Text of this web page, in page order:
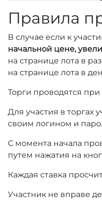
Правила
В случае если к
начальной цене,
на странице лота в
на странице лота в
Торги проводятся
Для участия в торгах
своим логином и
С момента начала
путем нажатия на
Каждая ставка
Участник не вправе